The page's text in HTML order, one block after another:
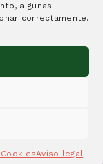
algunas
correctamente.
Aviso legal
cambiar y esta
de páginas web